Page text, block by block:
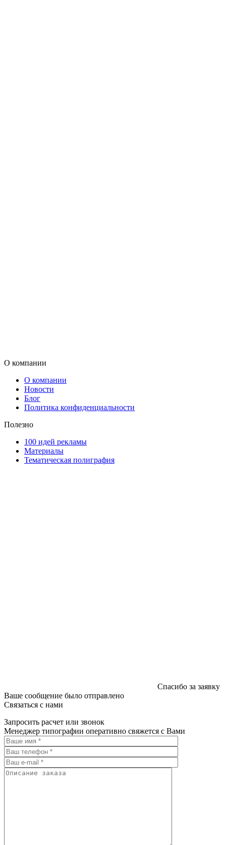
О компании
О компании
Новости
Блог
Политика конфиденциальности
Полезно
100 идей рекламы
Материалы
Тематическая полиграфия
Спасибо за заявку
Ваше сообщение было отправлено
Связаться с нами
Запросить расчет или звонок
Менеджер типографии оперативно свяжется с Вами